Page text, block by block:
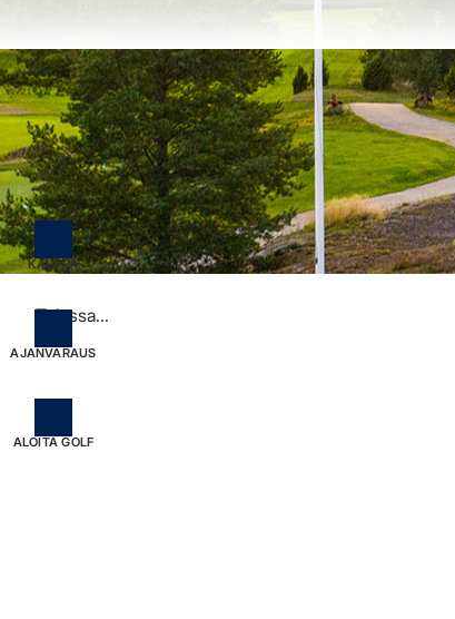
KAUPPA
AJANVARAUS
ALOITA GOLF
Tulossa...